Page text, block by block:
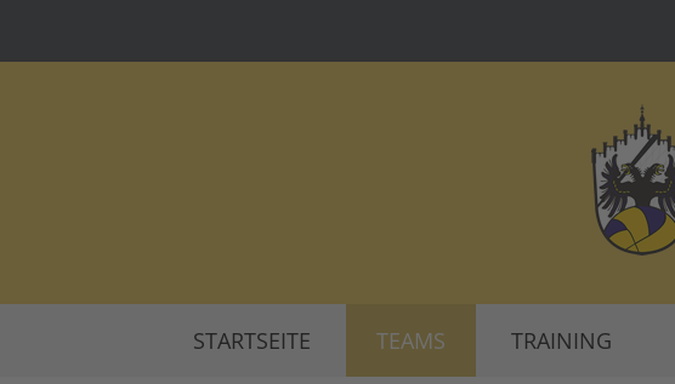
STARTSEITE TEAMS TRAINING